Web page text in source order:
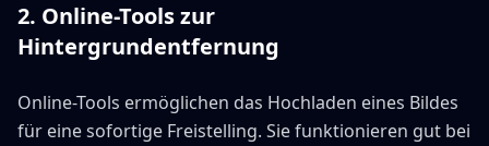
2. Online-Tools zur
Hintergrundentfernung
Online-Tools ermöglichen das Hochladen eines Bildes
für eine sofortige Freistelling. Sie funktionieren gut bei